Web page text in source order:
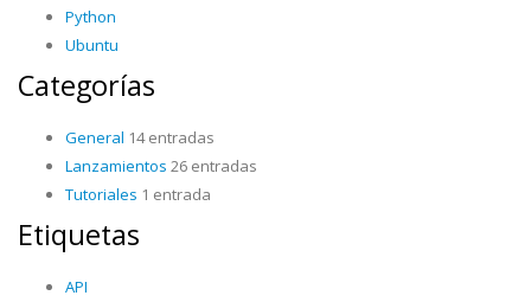
Python
Ubuntu
Categorías
General 14 entradas
Lanzamientos 26 entradas
Tutoriales 1 entrada
Etiquetas
API